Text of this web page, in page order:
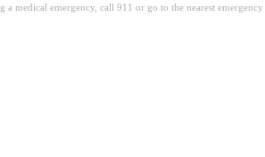
a medical emergency, call 911 or go to the nearest emergency